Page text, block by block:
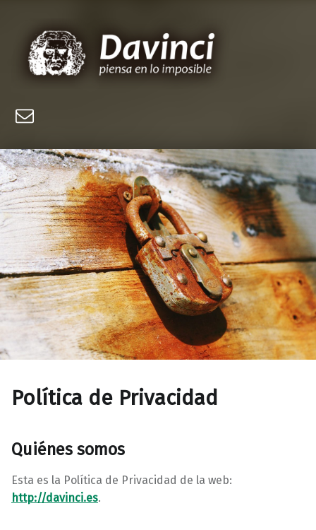
Política de Privacidad
Quiénes somos
Esta es la Política de Privacidad de la web:
http://davinci.es.